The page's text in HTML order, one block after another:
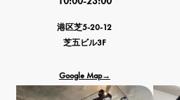
港区芝5-20-12
芝五ビル3F
Google Map→